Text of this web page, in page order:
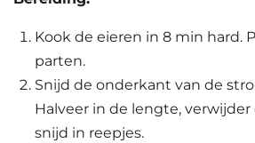
Kook de eieren in 8 min hard.
parten.
Snijd de onderkant van de
Halveer in de lengte,
snijd in reepjes.